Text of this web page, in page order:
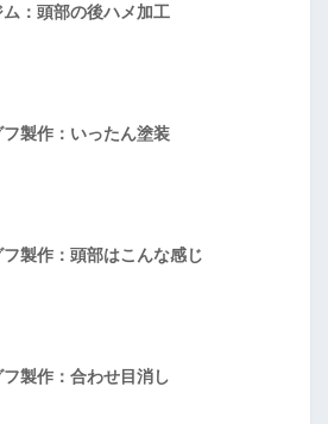
ム：頭部の後ハメ加工
フ製作：いったん塗装
フ製作：頭部はこんな感じ
フ製作：合わせ目消し